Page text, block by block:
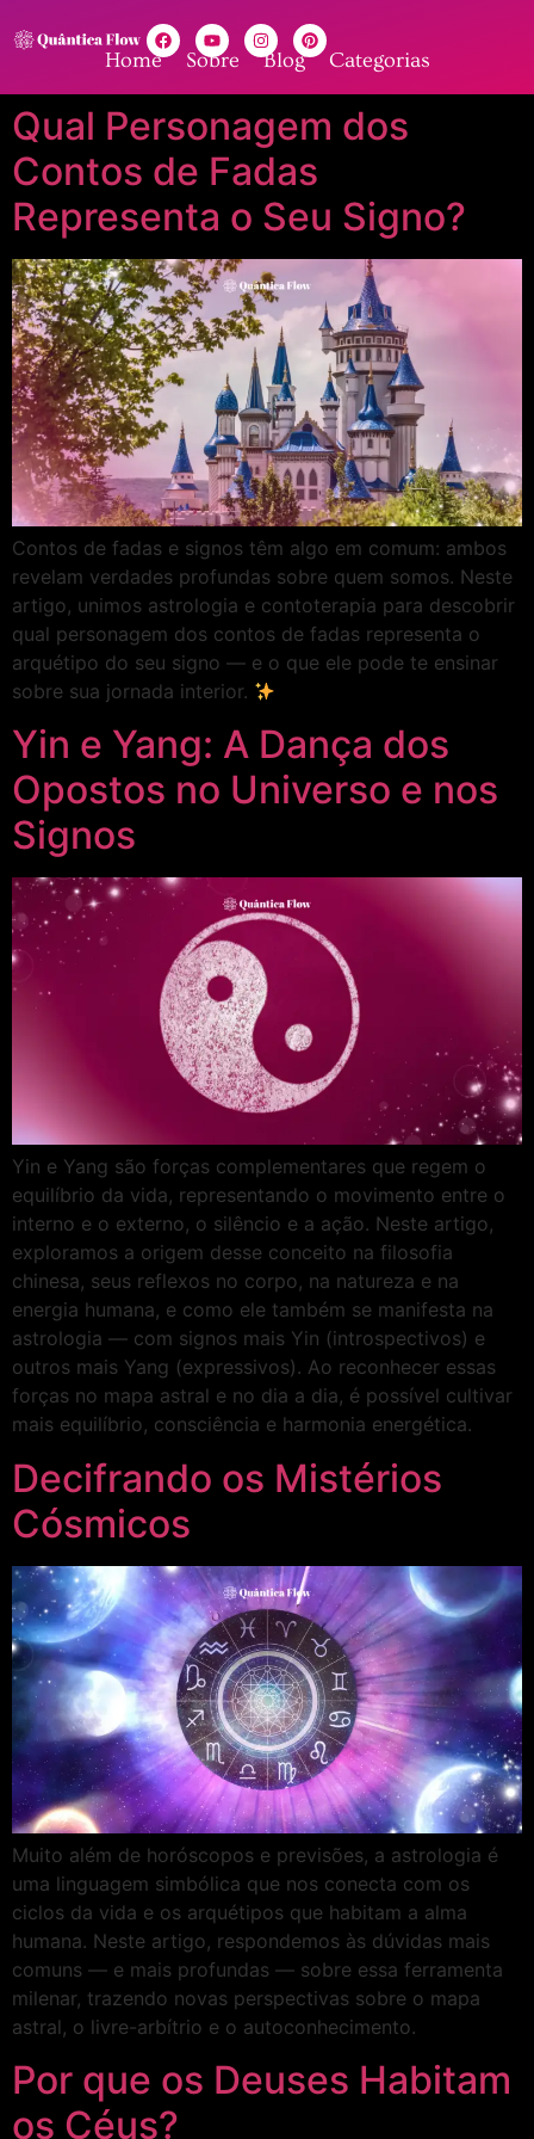
Home Sobre Blog Categorias
Qual Personagem dos
Contos de Fadas
Representa o Seu Signo?
Contos de fadas e signos têm algo em comum: ambos
revelam verdades profundas sobre quem somos. Neste
artigo, unimos astrologia e contoterapia para descobrir
qual personagem dos contos de fadas representa o
arquétipo do seu signo — e o que ele pode te ensinar
sobre sua jornada interior.
Yin e Yang: A Dança dos
Opostos no Universo e nos
Signos
Yin e Yang são forças complementares que regem o
equilíbrio da vida, representando o movimento entre o
interno e o externo, o silêncio e a ação. Neste artigo,
exploramos a origem desse conceito na filosofia
chinesa, seus reflexos no corpo, na natureza e na
energia humana, e como ele também se manifesta na
astrologia — com signos mais Yin (introspectivos) e
outros mais Yang (expressivos). Ao reconhecer essas
forças no mapa astral e no dia a dia, é possível cultivar
mais equilíbrio, consciência e harmonia energética.
Decifrando os Mistérios
Cósmicos
Muito além de horóscopos e previsões, a astrologia é
uma linguagem simbólica que nos conecta com os
ciclos da vida e os arquétipos que habitam a alma
humana. Neste artigo, respondemos às dúvidas mais
comuns — e mais profundas — sobre essa ferramenta
milenar, trazendo novas perspectivas sobre o mapa
astral, o livre-arbítrio e o autoconhecimento.
Por que os Deuses Habitam
os Céus?